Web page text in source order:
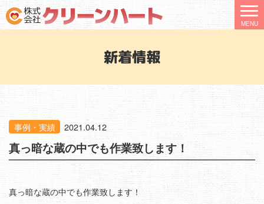
新着情報
事例・実績 2021.04.12
真っ暗な蔵の中でも作業致します！
真っ暗な蔵の中でも作業致します！